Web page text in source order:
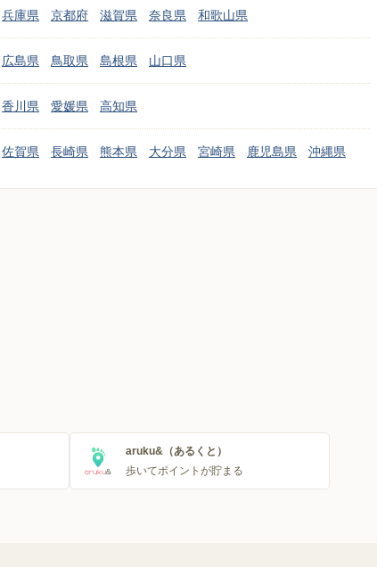
兵庫県 京都府 滋賀県 奈良県 和歌山県
広島県 鳥取県 島根県 山口県
香川県 愛媛県 高知県
佐賀県 長崎県 熊本県 大分県 宮崎県 鹿児島県 沖縄県
aruku&（あるくと）
歩いてポイントが貯まる